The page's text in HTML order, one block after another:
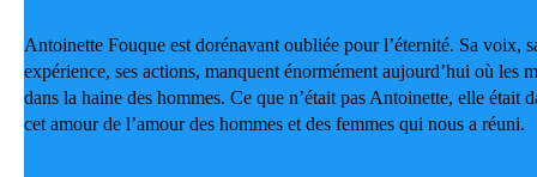
Antoinette Fouque est dorénavant oubliée pour l’éternité. Sa voix,
expérience, ses actions, manquent énormément aujourd’hui où les
dans la haine des hommes. Ce que n’était pas Antoinette, elle était
cet amour de l’amour des hommes et des femmes qui nous a réuni.